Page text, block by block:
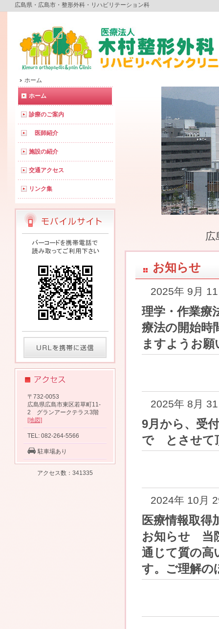
広島県・広島市・整形外科・リハビリテーション科
ホーム
広
お知らせ
2025年 9月
理学・作業療
療法の開始時
ますようお
2025年 8月
9月から、受
で とさせて
2024年 10月
医療情報取得
お知らせ 当
通じて質の高
す。ご理解の
ホーム
診療のご案内
医師紹介
施設の紹介
交通アクセス
リンク集
〒732-0053
広島県広島市東区若草町11-
2 グランアークテラス3階
[地図]
TEL: 082-264-5566
駐車場あり
アクセス数：341335